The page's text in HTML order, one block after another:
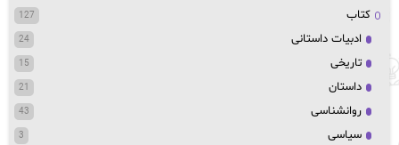
کتاب 127
ادبیات داستانی 24
تاریخی 15
داستان 21
روانشناسی 43
سیاسی 3